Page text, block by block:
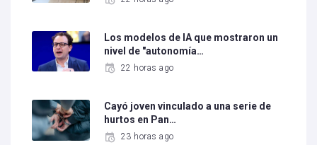
Los modelos de IA que mostraron un
nivel de "autonomía…
22 horas ago
Cayó joven vinculado a una serie de
hurtos en Pan…
23 horas ago